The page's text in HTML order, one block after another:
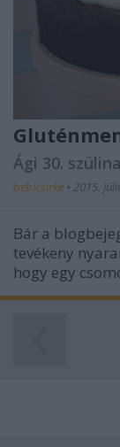
Ági 30.
bebicsirke • 2015.
Bár a
tevékeny
hogy egy